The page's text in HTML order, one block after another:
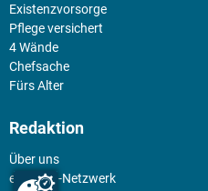
Existenz­vorsorge
Pflege versichert
4 Wände
Chefsache
Fürs Alter
Redaktion
Über uns
experten-Netzwerk